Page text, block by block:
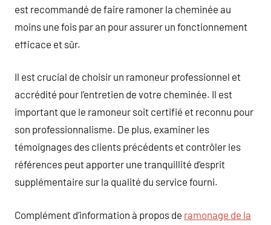
est recommandé de faire ramoner la cheminée au
moins une fois par an pour assurer un fonctionnement
efficace et sûr.
Il est crucial de choisir un ramoneur professionnel et
accrédité pour l’entretien de votre cheminée. Il est
important que le ramoneur soit certifié et reconnu pour
son professionnalisme. De plus, examiner les
témoignages des clients précédents et contrôler les
références peut apporter une tranquillité d’esprit
supplémentaire sur la qualité du service fourni.
Complément d’information à propos de ramonage de la